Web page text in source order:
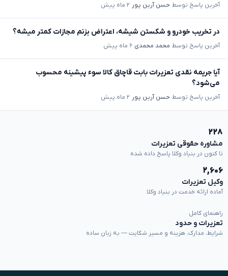
آخرین پاسخ توسط حسن آرین پور ۲ ماه پیش
در تخریب خودرو و شکستن شیشه، اعتراض بزنم مجازات کمتر میشه؟
آخرین پاسخ توسط محمد محمدی ۶ ماه پیش
آیا جریمه نقدی تعزیرات بابت قاچاق کالا سوء پیشینه محسوب
می‌شود؟
آخرین پاسخ توسط حسن آرین پور ۲ ماه پیش
۲۲۸
مشاوره حقوقی تعزیرات
تا کنون در بنیاد وکلا پاسخ داده شده
۲,۶۰۶
وکیل تعزیرات
آماده ارائه خدمت در بنیاد وکلا
راهنمای کامل
تعزیرات و حدود
شرایط، مدارک، هزینه و مسیر شکایت — به زبان ساده